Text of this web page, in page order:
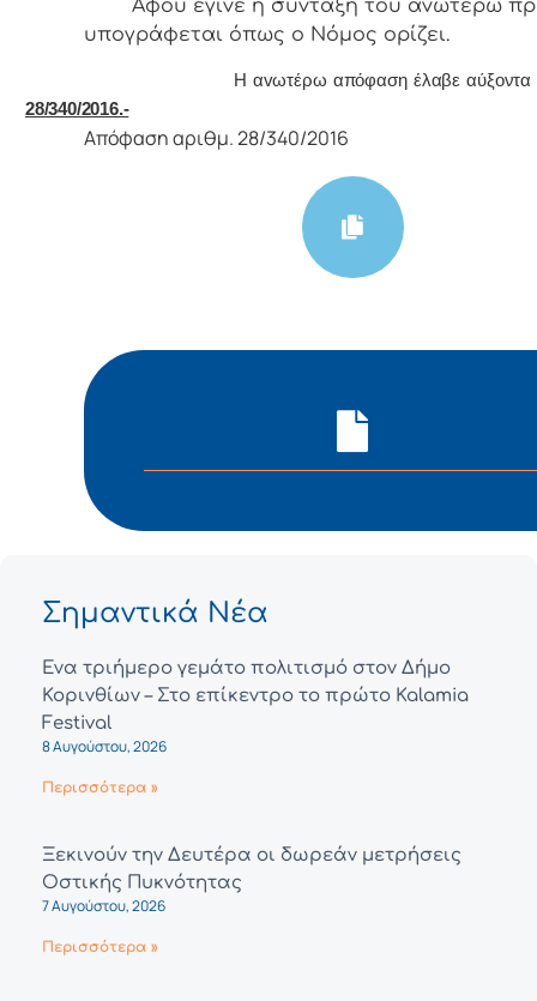
Αφoύ έγιvε η σύvταξη τoυ αvωτέρω
υπoγράφεται όπως o Νόμoς oρίζει.
Η αvωτέρω απόφαση έλαβε αύξοντα
28/340/2016.-
Απόφαση αριθμ. 28/340/2016
Σημαντικά Νέα
Ένα τριήμερο γεμάτο πολιτισμό στον Δήμο
Κορινθίων – Στο επίκεντρο το πρώτο Kalamia
Festival
8 Αυγούστου, 2026
Περισσότερα »
Ξεκινούν την Δευτέρα οι δωρεάν μετρήσεις
Οστικής Πυκνότητας
7 Αυγούστου, 2026
Περισσότερα »